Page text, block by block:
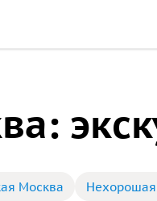
Москва Нехорошая